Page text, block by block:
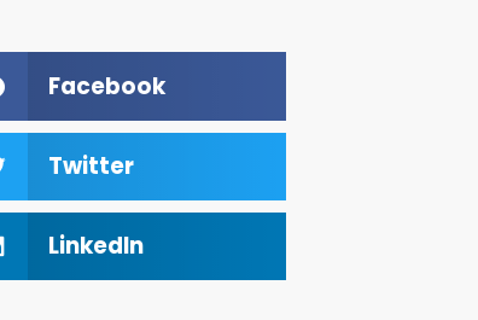
Facebook
Twitter
LinkedIn